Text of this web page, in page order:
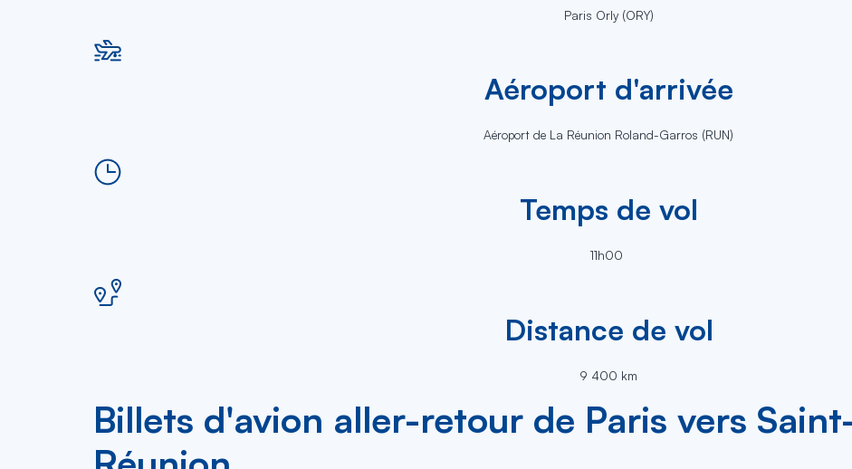
Paris Orly (ORY)
Aéroport d'arrivée
Aéroport de La Réunion Roland-Garros (RUN)
Temps de vol
11h00
Distance de vol
9 400 km
Billets d'avion aller-retour de Paris vers